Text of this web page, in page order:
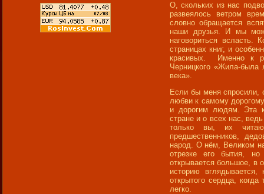
О, скольких из нас
развеялось ветром
словно обращается
наши друзья. И мы
наговориться
страницах книг, и
красивых. Именно к
Черницкого «Жила-
века».
Если бы меня спросили,
любви к самому
и дорогим людям. Эта
стране и о всех нас,
только вы, их
предшественников,
народ. О нём, Великом
отрезке его бытия,
открывается большое, в
историю
открытого сердца,
легко.